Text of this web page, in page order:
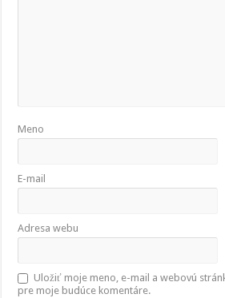
Meno
E-mail
Adresa webu
Uložiť moje meno, e-mail a webovú
pre moje budúce komentáre.